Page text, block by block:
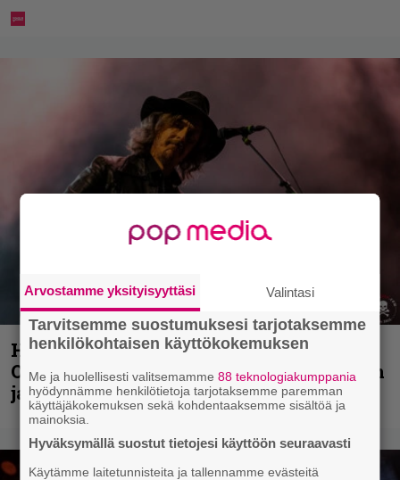
Hellsinki Metal Festival kuvina, osa 2:
Opeth, Misþyrming, Eluveitie, Triptykon
ja muita lauantain esiintyjiä
Arvostamme yksityisyyttäsi Valintasi
Tarvitsemme suostumuksesi tarjotaksemme
henkilökohtaisen käyttökokemuksen
Me ja huolellisesti valitsemamme88 teknologiakumppania
hyödynnämme henkilötietoja tarjotaksemme paremman
käyttäjäkokemuksen sekä kohdentaaksemme sisältöä ja
mainoksia.
Hyväksymällä suostut tietojesi käyttöön seuraavasti
Käytämme laitetunnisteita ja tallennamme evästeitä